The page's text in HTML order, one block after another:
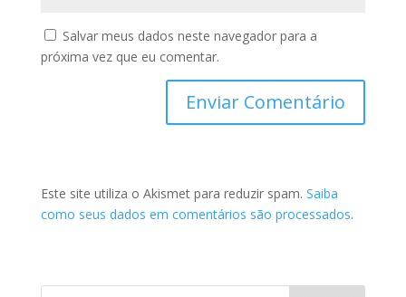
Salvar meus dados neste navegador para a
próxima vez que eu comentar.
Este site utiliza o Akismet para reduzir spam. Saiba
como seus dados em comentários são processados.